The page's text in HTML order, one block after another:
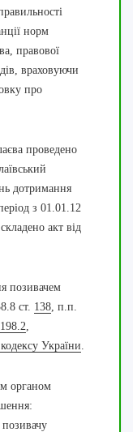
норм
правової
враховуючи
про
проведено
дотримання
з 01.01.12
акт від
позивачем
ст. 138 , п.п.
198.2
України
органом